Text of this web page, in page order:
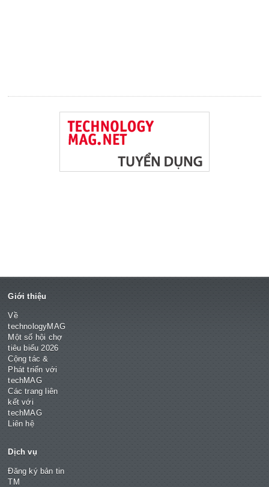
Giới thiệu
Về
technologyMAG
Một số hội chợ
tiêu biểu 2026
Cộng tác &
Phát triển với
techMAG
Các trang liên
kết với
techMAG
Liên hệ
Dịch vụ
Đăng ký bản tin
TM